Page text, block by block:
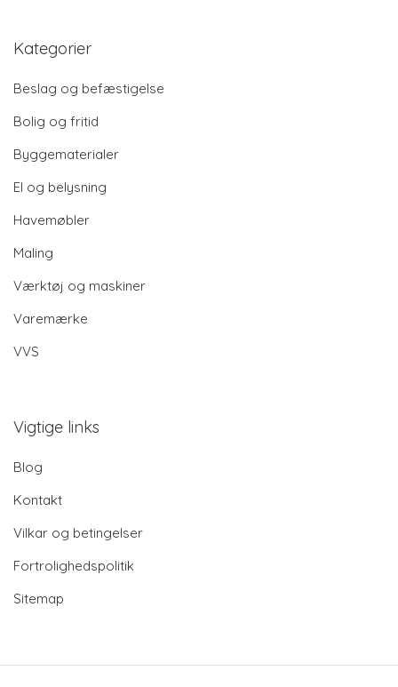
Kategorier
Beslag og befæstigelse
Bolig og fritid
Byggematerialer
El og belysning
Havemøbler
Maling
Værktøj og maskiner
Varemærke
VVS
Vigtige links
Blog
Kontakt
Vilkar og betingelser
Fortrolighedspolitik
Sitemap